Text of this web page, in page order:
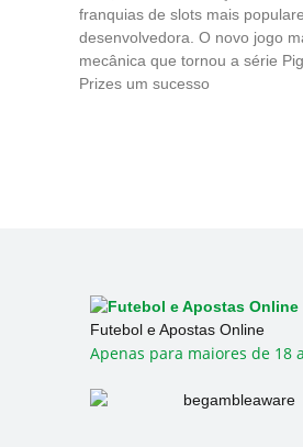
franquias de slots mais
desenvolvedora. O novo jogo
mecânica que tornou a série
Prizes um sucesso
Futebol e Apostas Online
Apenas para maiores de 18